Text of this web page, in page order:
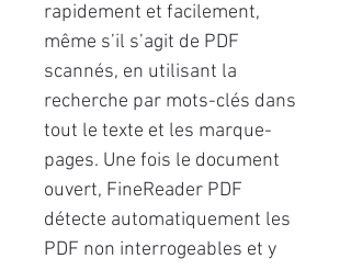
rapidement et facilement,
même s’il s’agit de PDF
scannés, en utilisant la
recherche par mots-clés dans
tout le texte et les marque-
pages. Une fois le document
ouvert, FineReader PDF
détecte automatiquement les
PDF non interrogeables et y